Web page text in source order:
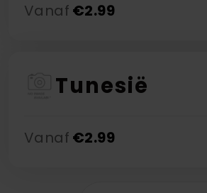
Vanaf €2.99
Tunesië
Vanaf €2.99